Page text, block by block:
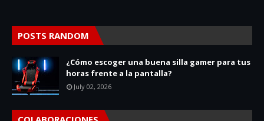
POSTS RANDOM
¿Cómo escoger una buena silla gamer para tus
horas frente a la pantalla?
July 02, 2026